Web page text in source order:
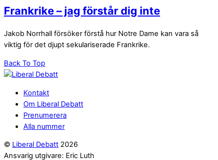
Frankrike – jag förstår dig inte
Jakob Norrhall försöker förstå hur Notre Dame kan vara så
viktig för det djupt sekulariserade Frankrike.
Back To Top
Kontakt
Om Liberal Debatt
Prenumerera
Alla nummer
© Liberal Debatt 2026
Ansvarig utgivare: Eric Luth